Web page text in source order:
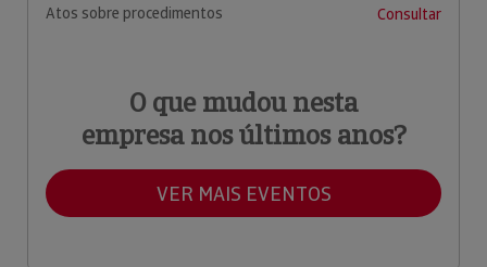
Atos sobre procedimentos
Consultar
O que mudou nesta
empresa nos últimos anos?
VER MAIS EVENTOS